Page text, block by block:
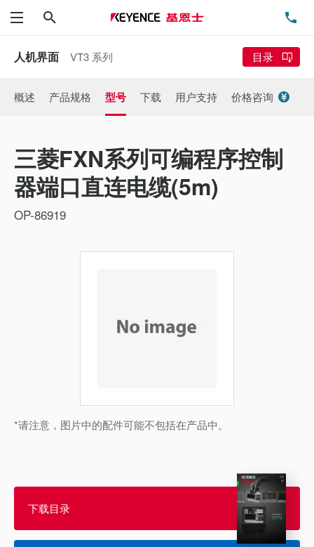
菜单
人机界面 VT3 系列 目录
概述 产品规格 型号 下载 用户支持 价格咨询
三菱FXN系列可编程序控制
器端口直连电缆(5m)
OP-86919
*请注意，图片中的配件可能不包括在产品中。
下载目录